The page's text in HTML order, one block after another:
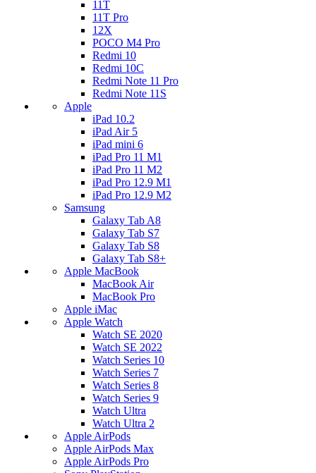
11T
11T Pro
12X
POCO M4 Pro
Redmi 10
Redmi 10C
Redmi Note 11 Pro
Redmi Note 11S
Apple
iPad 10.2
iPad Air 5
iPad mini 6
iPad Pro 11 M1
iPad Pro 11 M2
iPad Pro 12.9 M1
iPad Pro 12.9 M2
Samsung
Galaxy Tab A8
Galaxy Tab S7
Galaxy Tab S8
Galaxy Tab S8+
Apple MacBook
MacBook Air
MacBook Pro
Apple iMac
Apple Watch
Watch SE 2020
Watch SE 2022
Watch Series 10
Watch Series 7
Watch Series 8
Watch Series 9
Watch Ultra
Watch Ultra 2
Apple AirPods
Apple AirPods Max
Apple AirPods Pro